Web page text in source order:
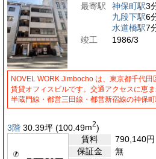
最寄駅
神保町駅3
九段下駅6
水道橋駅7
竣工
1986/3
NOVEL WORK Jimbocho は、東京都千代
賃貸オフィスビルです。交通アクセスに恵
半蔵門線・都営三田線・都営新宿線の神保
3階 30.39坪 (100.49m2)
賃料
790,140円
保証金
無